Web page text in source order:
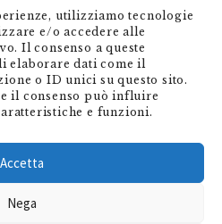
utilizziamo tecnologie
e/o accedere alle
Il consenso a queste
elaborare dati come il
o ID unici su questo sito.
il consenso può influire
e funzioni.
Accetta
Nega
29